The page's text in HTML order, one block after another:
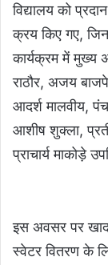
विद्यालय को
क्रय किए गए,
कार्यक्रम में मुख्य
राठौर, अजय
आदर्श मालवीय,
आशीष शुक्ला,
प्राचार्य माकोड़े
इस अवसर पर
स्वेटर वितरण के